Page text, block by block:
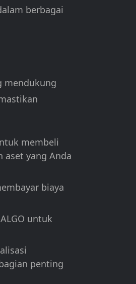
berbagai
mendukung
membeli
aset yang Anda
biaya
untuk
penting